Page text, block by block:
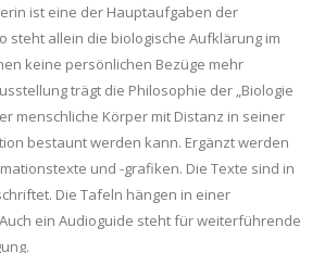
ist eine der Hauptaufgaben der
steht allein die biologische Aufklärung im
keine persönlichen Bezüge mehr
trägt die Philosophie der „Biologie
menschliche Körper mit Distanz in seiner
bestaunt werden kann. Ergänzt werden
und -grafiken. Die Texte sind in
Die Tafeln hängen in einer
ein Audioguide steht für weiterführende